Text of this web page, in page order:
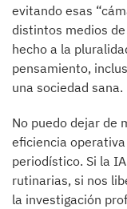
evitando esas
distintos medios
hecho a la
pensamiento,
una sociedad sana.
No puedo dejar de
eficiencia
periodístico. Si la
rutinarias, si nos
la investigación